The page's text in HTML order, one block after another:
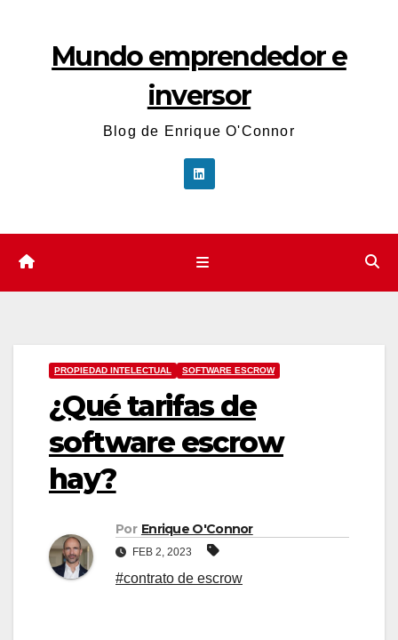
contenidoMundo emprendedor e
inversor
Blog de Enrique O'Connor
PROPIEDAD INTELECTUAL SOFTWARE ESCROW
¿Qué tarifas de
software escrow
hay?
Por Enrique O'Connor
FEB 2, 2023
#contrato de escrow